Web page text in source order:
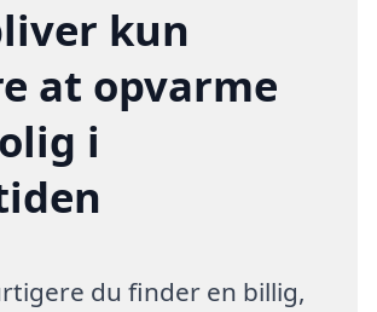
kun
at opvarme
i
du finder en billig,